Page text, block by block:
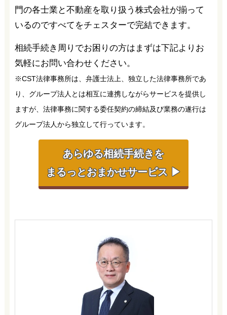
門の各士業と不動産を取り扱う株式会社が揃って
いるのですべてをチェスターで完結できます。
相続手続き周りでお困りの方はまずは下記よりお
気軽にお問い合わせください。
※CST法律事務所は、弁護士法上、独立した法律事務所であ
り、グループ法人とは相互に連携しながらサービスを提供し
ますが、法律事務に関する委任契約の締結及び業務の遂行は
グループ法人から独立して行っています。
あらゆる相続手続きを
まるっとおまかせサービス ▶